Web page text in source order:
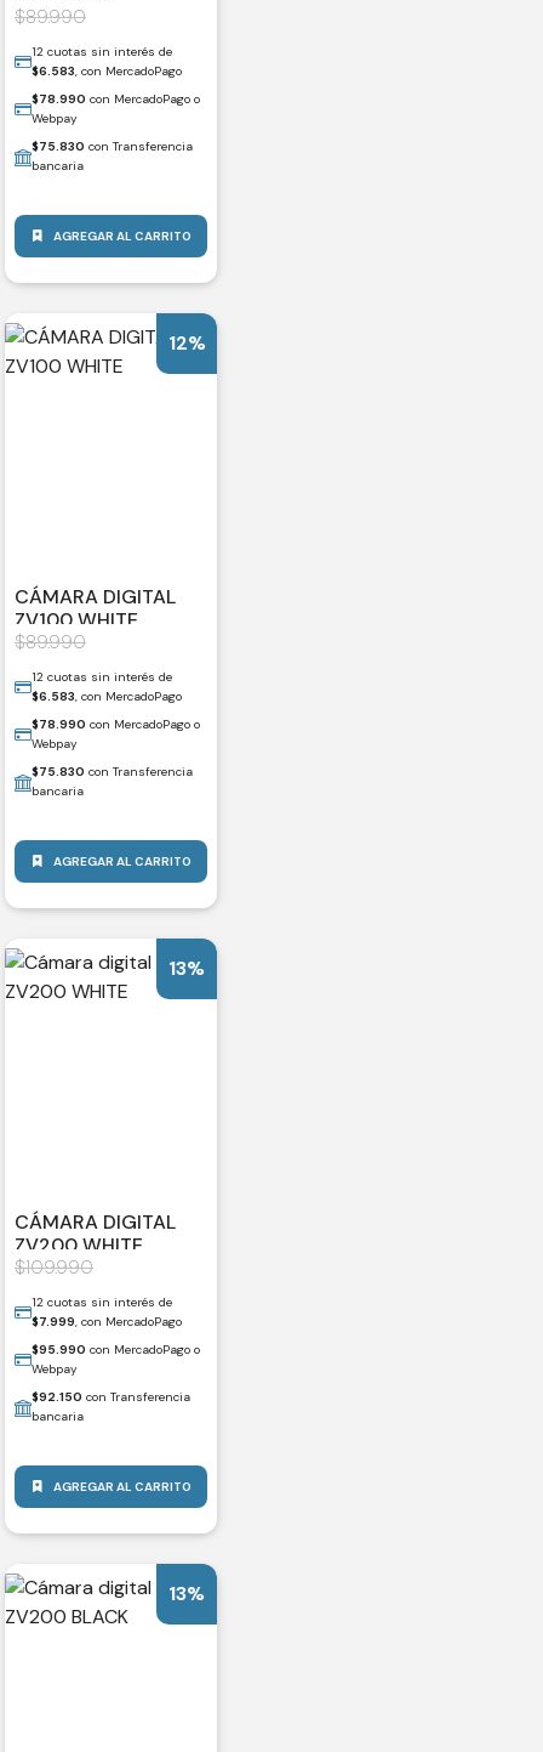
$89.990
12 cuotas sin interés de
$6.583, con MercadoPago
$78.990 con MercadoPago o
Webpay
$75.830 con Transferencia
bancaria
AGREGAR AL CARRITO
12%
CÁMARA DIGITAL
ZV100 WHITE
$89.990
12 cuotas sin interés de
$6.583, con MercadoPago
$78.990 con MercadoPago o
Webpay
$75.830 con Transferencia
bancaria
AGREGAR AL CARRITO
13%
CÁMARA DIGITAL
ZV200 WHITE
$109.990
12 cuotas sin interés de
$7.999, con MercadoPago
$95.990 con MercadoPago o
Webpay
$92.150 con Transferencia
bancaria
AGREGAR AL CARRITO
13%